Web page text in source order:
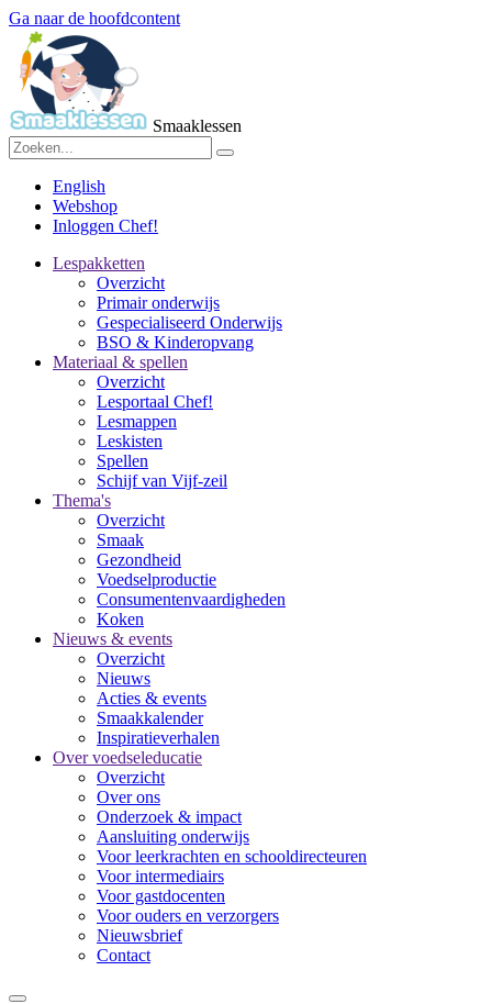
Ga naar de hoofdcontent
Smaaklessen
English
Webshop
Inloggen Chef!
Lespakketten
Overzicht
Primair onderwijs
Gespecialiseerd Onderwijs
BSO & Kinderopvang
Materiaal & spellen
Overzicht
Lesportaal Chef!
Lesmappen
Leskisten
Spellen
Schijf van Vijf-zeil
Thema's
Overzicht
Smaak
Gezondheid
Voedselproductie
Consumentenvaardigheden
Koken
Nieuws & events
Overzicht
Nieuws
Acties & events
Smaakkalender
Inspiratieverhalen
Over voedseleducatie
Overzicht
Over ons
Onderzoek & impact
Aansluiting onderwijs
Voor leerkrachten en schooldirecteuren
Voor intermediairs
Voor gastdocenten
Voor ouders en verzorgers
Nieuwsbrief
Contact